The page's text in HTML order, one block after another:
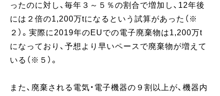
ったのに対し、毎年３～５％の割合で増加し、12年後
には２倍の1,200万tになるという試算があった（※
２）。実際に2019年のEUでの電子廃棄物は1,200万t
になっており、予想より早いペースで廃棄物が増えて
いる（※５）。
また、廃棄される電気・電子機器の９割以上が、機器内